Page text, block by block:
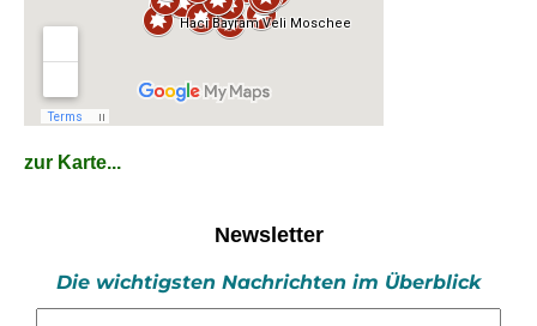
zur Karte...
Newsletter
Die wichtigsten Nachrichten im Überblick